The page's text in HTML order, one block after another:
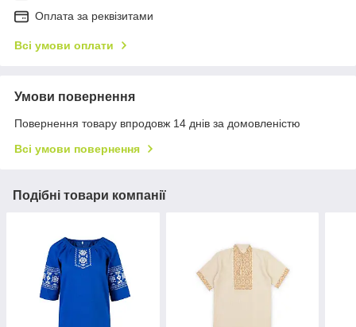
Оплата за реквізитами
Всі умови оплати
Умови повернення
Повернення товару впродовж 14 днів за домовленістю
Всі умови повернення
Подібні товари компанії